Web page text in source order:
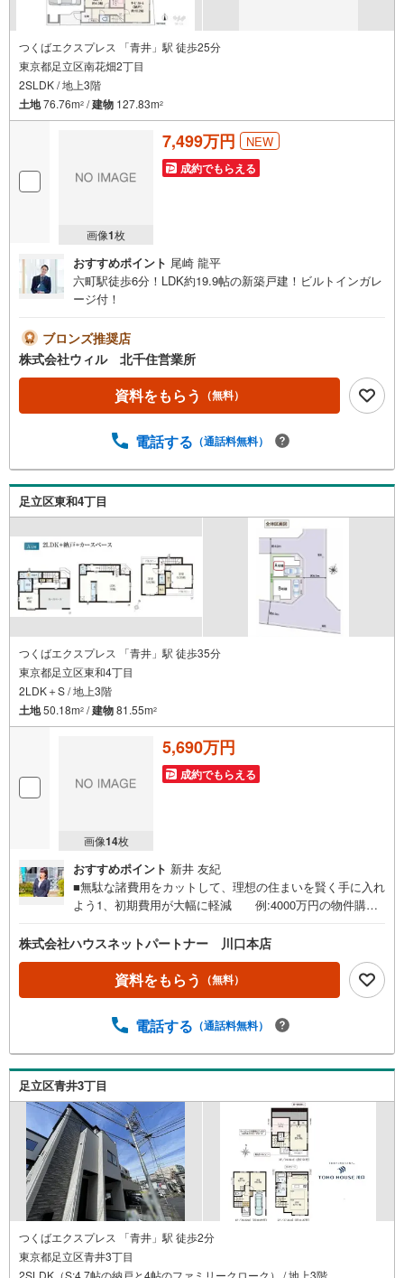
つくばエクスプレス 「青井」駅 徒歩25分
東京都足立区南花畑2丁目
2SLDK / 地上3階
土地76.76m2 /建物 127.83m2
画像1枚
7,499万円 NEW
成約でもらえる
おすすめポイント 尾崎 龍平
六町駅徒歩6分！LDK約19.9帖の新築戸建！ビルトインガレ
ージ付！
ブロンズ推奨店
株式会社ウィル 北千住営業所
資料をもらう （無料）
電話する （通話料無料）
足立区東和4丁目
つくばエクスプレス 「青井」駅 徒歩35分
東京都足立区東和4丁目
2LDK＋S / 地上3階
土地50.18m2 /建物81.55m2
画像14枚
5,690万円
成約でもらえる
おすすめポイント 新井 友紀
■無駄な諸費用をカットして、理想の住まいを賢く手に入れ
よう1、初期費用が大幅に軽減 例:4000万円の物件購入
ください！※他サービス併用不可2、住宅ローンに強い。
業界トップ水準の割引金利が利用可能。勤続1年未満の方も
ご安心ください！3、新築戸建情報が豊富。 専門店だか
ら情報が集まります。4、「値引き」交渉が得意。 ご契
宮店、越谷店等お近くの店舗をご利用ください。■中国語対
属のファイナンシャルプランナーが無料でサポート。 将
来の不安や住宅ローン借り換え相談等、購入後のご相談も
無料でお受けします。・無料でご自宅や最寄り駅まで送迎
します。・お子様も嬉しい、キッズスペース完備。・お車
の無料提携駐車場がございます。■詳細は弊社HP「ハウス
ネットパートナー」を検索
株式会社ハウスネットパートナー 川口本店
資料をもらう （無料）
電話する （通話料無料）
足立区青井3丁目
つくばエクスプレス 「青井」駅 徒歩2分
東京都足立区青井3丁目
2SLDK（S:4.7帖の納戸と4帖のファミリークローク） / 地上3階